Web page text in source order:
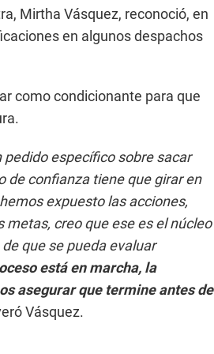
Mirtha Vásquez, reconoció, en
en algunos despachos
como condicionante para que
específico sobre sacar
de confianza tiene que girar en
expuesto las acciones,
creo que ese es el núcleo
que se pueda evaluar
está en marcha, la
asegurar que termine antes de
Vásquez.